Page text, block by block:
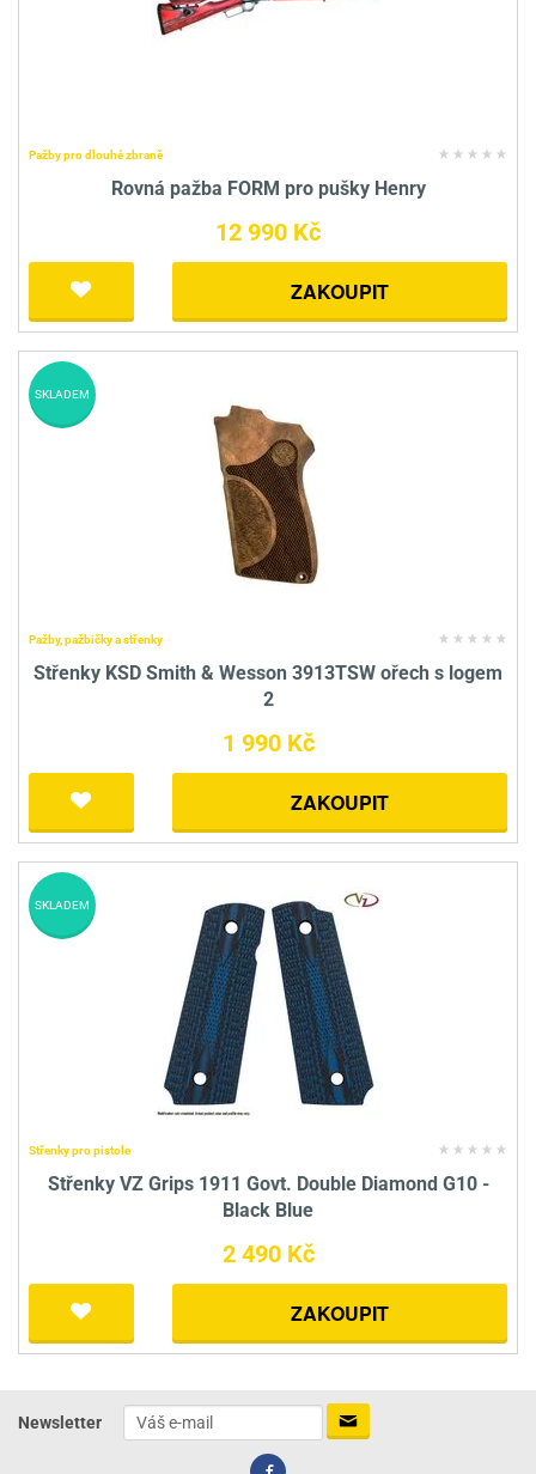
Pažby pro dlouhé zbraně
Rovná pažba FORM pro pušky Henry
12 990 Kč
ZAKOUPIT
Pažby, pažbičky a střenky
Střenky KSD Smith & Wesson 3913TSW ořech s logem
2
1 990 Kč
ZAKOUPIT
SKLADEM
Střenky pro pistole
Střenky VZ Grips 1911 Govt. Double Diamond G10 -
Black Blue
2 490 Kč
ZAKOUPIT
SKLADEM
Newsletter